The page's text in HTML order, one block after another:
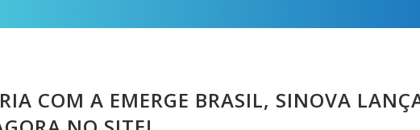
COM A EMERGE BRASIL, SINOVA